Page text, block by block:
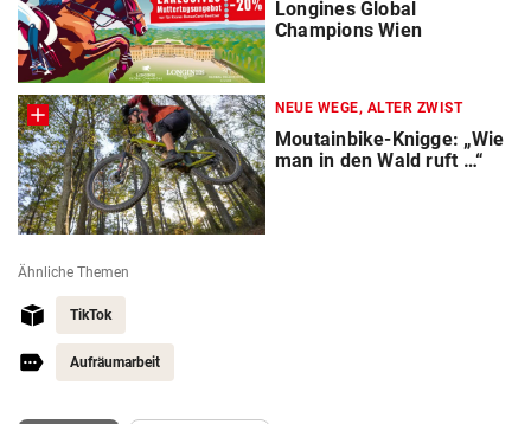
Longines Global
Champions Wien
NEUE WEGE, ALTER ZWIST
Moutainbike-Knigge: „Wie
man in den Wald ruft …“
Ähnliche Themen
TikTok
Aufräumarbeit